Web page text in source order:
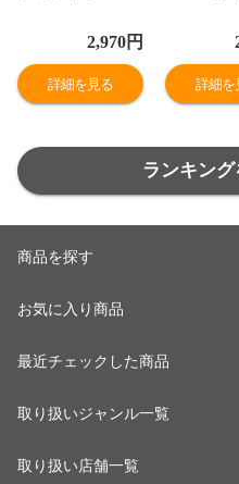
DOMDOM ドム
ドムハンバーガ
ー ベーグル ブラ
ック ホワイト 赤
2,970円
詳細を見る
スポーツ
れ くすみ
グリーン
ピンク
詳細を
ランキン
商品を探す
お気に入り商品
最近チェックした商品
取り扱いジャンル一覧
取り扱い店舗一覧